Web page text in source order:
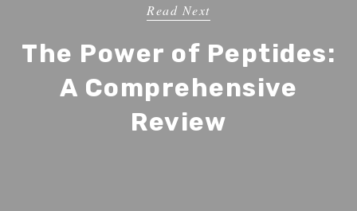
Read Next
The Power of Peptides:
A Comprehensive
Review